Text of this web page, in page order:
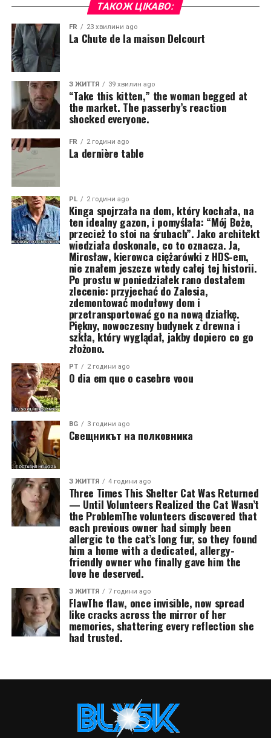
ТАКОЖ ЦІКАВО:
FR 23 хвилини ago
La Chute de la maison Delcourt
З ЖИТТЯ 39 хвилин ago
“Take this kitten,” the woman begged at
the market. The passerby’s reaction
shocked everyone.
FR 2 години ago
La dernière table
PL 2 години ago
Kinga spojrzała na dom, który kochała, na
ten idealny gazon, i pomyślała: “Mój Boże,
przecież to stoi na śrubach”. Jako architekt
wiedziała doskonale, co to oznacza. Ja,
Mirosław, kierowca ciężarówki z HDS-em,
nie znałem jeszcze wtedy całej tej historii.
Po prostu w poniedziałek rano dostałem
zlecenie: przyjechać do Zalesia,
zdemontować modułowy dom i
przetransportować go na nową działkę.
Piękny, nowoczesny budynek z drewna i
szkła, który wyglądał, jakby dopiero co go
złożono.
PT 2 години ago
O dia em que o casebre voou
BG 3 години ago
Свещникът на полковника
З ЖИТТЯ 4 години ago
Three Times This Shelter Cat Was Returned
— Until Volunteers Realized the Cat Wasn’t
the ProblemThe volunteers discovered that
each previous owner had simply been
allergic to the cat’s long fur, so they found
him a home with a dedicated, allergy-
friendly owner who finally gave him the
love he deserved.
З ЖИТТЯ 7 години ago
FlawThe flaw, once invisible, now spread
like cracks across the mirror of her
memories, shattering every reflection she
had trusted.